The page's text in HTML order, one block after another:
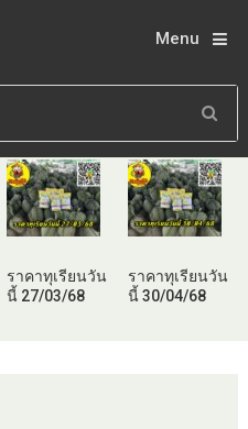
Menu
ราคาทุเรียนวัน
นี้ 27/03/68
ราคาทุเรียนวัน
นี้ 30/04/68